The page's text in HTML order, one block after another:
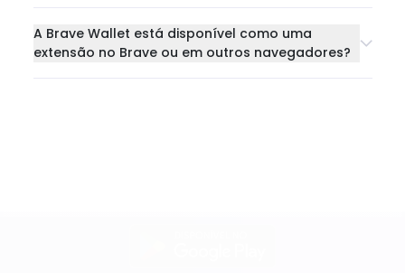
A Brave Wallet está disponível como uma
extensão no Brave ou em outros navegadores?